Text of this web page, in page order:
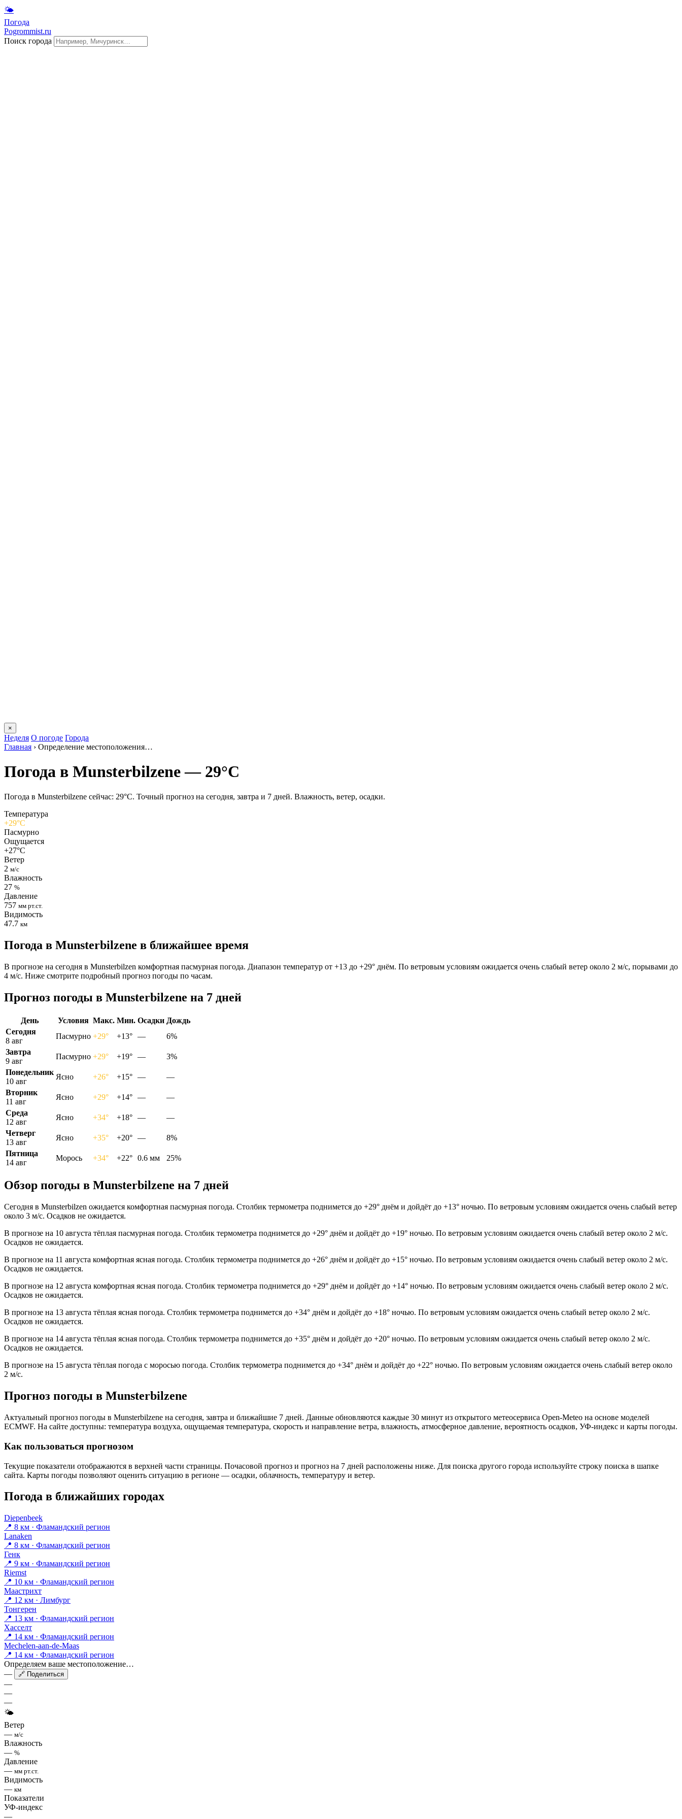
🌤
Погода
Pogrommist.ru
Поиск города
×
Неделя О погоде Города
Главная › Определение местоположения…
Погода в Munsterbilzenе — 29°C
Погода в Munsterbilzenе сейчас: 29°C. Точный прогноз на сегодня, завтра и 7 дней. Влажность, ветер, осадки.
Температура
+29°C
Пасмурно
Ощущается
+27°C
Ветер
2 м/с
Влажность
27 %
Давление
757 мм рт.ст.
Видимость
47.7 км
Погода в Munsterbilzenе в ближайшее время
В прогнозе на сегодня в Munsterbilzen комфортная пасмурная погода. Диапазон температур от +13 до +29° днём. По ветровым условиям ожидается очень слабый ветер около 2 м/с, порывами до
4 м/с. Ниже смотрите подробный прогноз погоды по часам.
Прогноз погоды в Munsterbilzenе на 7 дней
День Условия Макс. Мин. Осадки Дождь
Сегодня
8 авг
Пасмурно +29° +13° —
6%
Завтра
9 авг
Пасмурно +29° +19° —
3%
Понедельник
10 авг
Ясно +26° +15° —
—
Вторник
11 авг
Ясно +29° +14° —
—
Среда
12 авг
Ясно +34° +18° —
—
Четверг
13 авг
Ясно +35° +20° —
8%
Пятница
14 авг
Морось +34° +22° 0.6 мм 25%
Обзор погоды в Munsterbilzenе на 7 дней
Сегодня в Munsterbilzen ожидается комфортная пасмурная погода. Столбик термометра поднимется до +29° днём и дойдёт до +13° ночью. По ветровым условиям ожидается очень слабый ветер
около 3 м/с. Осадков не ожидается.
В прогнозе на 10 августа тёплая пасмурная погода. Столбик термометра поднимется до +29° днём и дойдёт до +19° ночью. По ветровым условиям ожидается очень слабый ветер около 2 м/с.
Осадков не ожидается.
В прогнозе на 11 августа комфортная ясная погода. Столбик термометра поднимется до +26° днём и дойдёт до +15° ночью. По ветровым условиям ожидается очень слабый ветер около 2 м/с.
Осадков не ожидается.
В прогнозе на 12 августа комфортная ясная погода. Столбик термометра поднимется до +29° днём и дойдёт до +14° ночью. По ветровым условиям ожидается очень слабый ветер около 2 м/с.
Осадков не ожидается.
В прогнозе на 13 августа тёплая ясная погода. Столбик термометра поднимется до +34° днём и дойдёт до +18° ночью. По ветровым условиям ожидается очень слабый ветер около 2 м/с.
Осадков не ожидается.
В прогнозе на 14 августа тёплая ясная погода. Столбик термометра поднимется до +35° днём и дойдёт до +20° ночью. По ветровым условиям ожидается очень слабый ветер около 2 м/с.
Осадков не ожидается.
В прогнозе на 15 августа тёплая погода с моросью погода. Столбик термометра поднимется до +34° днём и дойдёт до +22° ночью. По ветровым условиям ожидается очень слабый ветер около
2 м/с.
Прогноз погоды в Munsterbilzenе
Актуальный прогноз погоды в Munsterbilzenе на сегодня, завтра и ближайшие 7 дней. Данные обновляются каждые 30 минут из открытого метеосервиса Open-Meteo на основе моделей
ECMWF. На сайте доступны: температура воздуха, ощущаемая температура, скорость и направление ветра, влажность, атмосферное давление, вероятность осадков, УФ-индекс и карты погоды.
Как пользоваться прогнозом
Текущие показатели отображаются в верхней части страницы. Почасовой прогноз и прогноз на 7 дней расположены ниже. Для поиска другого города используйте строку поиска в шапке
сайта. Карты погоды позволяют оценить ситуацию в регионе — осадки, облачность, температуру и ветер.
Погода в ближайших городах
Diepenbeek
📍 8 км · Фламандский регион
Lanaken
📍 8 км · Фламандский регион
Генк
📍 9 км · Фламандский регион
Riemst
📍 10 км · Фламандский регион
Маастрихт
📍 12 км · Лимбург
Тонгерен
📍 13 км · Фламандский регион
Хасселт
📍 14 км · Фламандский регион
Mechelen-aan-de-Maas
📍 14 км · Фламандский регион
Определяем ваше местоположение…
—
🔗 Поделиться
—
—
—
🌤
Ветер
— м/с
Влажность
— %
Давление
— мм рт.ст.
Видимость
— км
Показатели
УФ-индекс
—